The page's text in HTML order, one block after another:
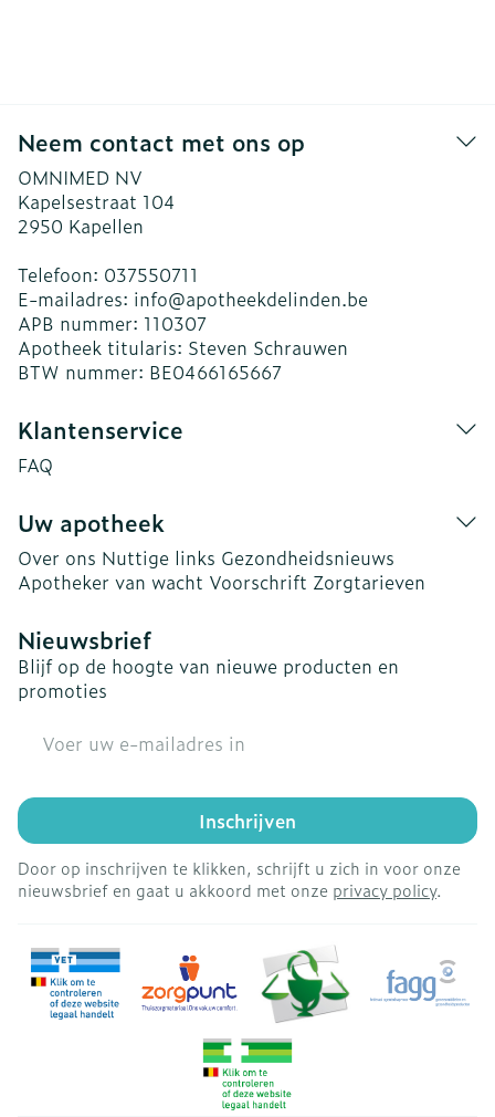
Neem contact met ons op
OMNIMED NV
Kapelsestraat 104
2950 Kapellen
Telefoon: 037550711
E-mailadres: info@apotheekdelinden.be
APB nummer: 110307
Apotheek titularis: Steven Schrauwen
BTW nummer: BE0466165667
Klantenservice
FAQ
Uw apotheek
Over ons Nuttige links Gezondheidsnieuws
Apotheker van wacht Voorschrift Zorgtarieven
Nieuwsbrief
Blijf op de hoogte van nieuwe producten en
promoties
Inschrijven
Door op inschrijven te klikken, schrijft u zich in voor onze
nieuwsbrief en gaat u akkoord met onze privacy policy.